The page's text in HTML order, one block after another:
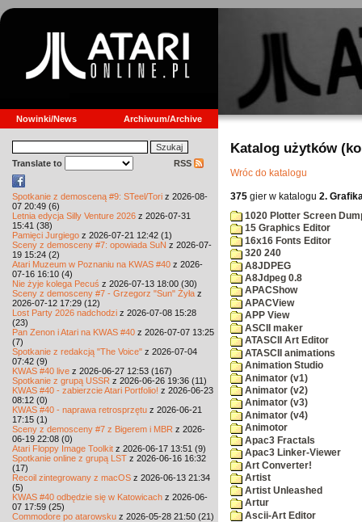
Nowinki/News Archiwum/Archive
Translate to RSS
Spotkanie z demosceną #9: STeel/Tori z 2026-08-
07 20:49 (6)
Letnia edycja Silly Venture 2026 z 2026-07-31
15:41 (38)
Pamięci Jurgiego z 2026-07-21 12:42 (1)
Sceny z demosceny #7: opowiada SuN z 2026-07-
19 15:24 (2)
Atari Muzeum w Poznaniu na KWAS #40 z 2026-
07-16 16:10 (4)
Nie żyje kolega Pecuś z 2026-07-13 18:00 (30)
Sceny z demosceny #7 - Grzegorz "Sun" Żyła z
2026-07-12 17:29 (12)
Lost Party 2026 nadchodzi z 2026-07-08 15:28
(23)
Pan Zenon i Atari na KWAS #40 z 2026-07-07 13:25
(7)
Spotkanie z redakcją "The Voice" z 2026-07-04
07:42 (9)
KWAS #40 live z 2026-06-27 12:53 (167)
Spotkanie z grupą USSR z 2026-06-26 19:36 (11)
KWAS #40 - zabierzcie Atari Portfolio! z 2026-06-23
08:12 (0)
KWAS #40 - naprawa retrosprzętu z 2026-06-21
17:15 (1)
Sceny z demosceny #7 z Bigerem i MBR z 2026-
06-19 22:08 (0)
Atari Floppy Image Toolkit z 2026-06-17 13:51 (9)
Spotkanie online z grupą LST z 2026-06-16 16:32
(17)
Recoil zintegrowany z macOS z 2026-06-13 21:34
(5)
KWAS #40 odbędzie się w Katowicach z 2026-06-
07 17:59 (25)
Commodore po atarowsku z 2026-05-28 21:50 (21)
Katalog użytków
Wróc do katalogu
375 gier w katalogu 2.
1020 Plotter Screen
15 Graphics Editor
16x16 Fonts Editor
320 240
A8JDPEG
A8Jdpeg 0.8
APACShow
APACView
APP View
ASCII maker
ATASCII Art Editor
ATASCII animations
Animation Studio
Animator (v1)
Animator (v2)
Animator (v3)
Animator (v4)
Animotor
Apac3 Fractals
Apac3 Linker-Viewer
Art Converter!
Artist
Artist Unleashed
Artur
Ascii-Art Editor